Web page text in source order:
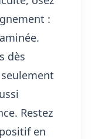
:
dès
Restez
en